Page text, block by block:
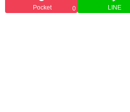
Pocket 0 LINE